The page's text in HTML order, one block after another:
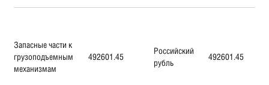
Запасные части к
грузоподъемным
механизмам
492601.45
Российский
рубль
492601.45